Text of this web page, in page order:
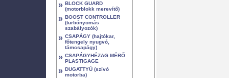
» BLOCK GUARD
(motorblokk merevítő)
» BOOST CONTROLLER
(turbónyomás
szabályozók)
» CSAPÁGY (hajtókar,
főtengely nyugvó,
támcsapágy)
» CSAPÁGYHÉZAG MÉRŐ
PLASTIGAGE
» DUGATTYÚ (szívó
motorba)